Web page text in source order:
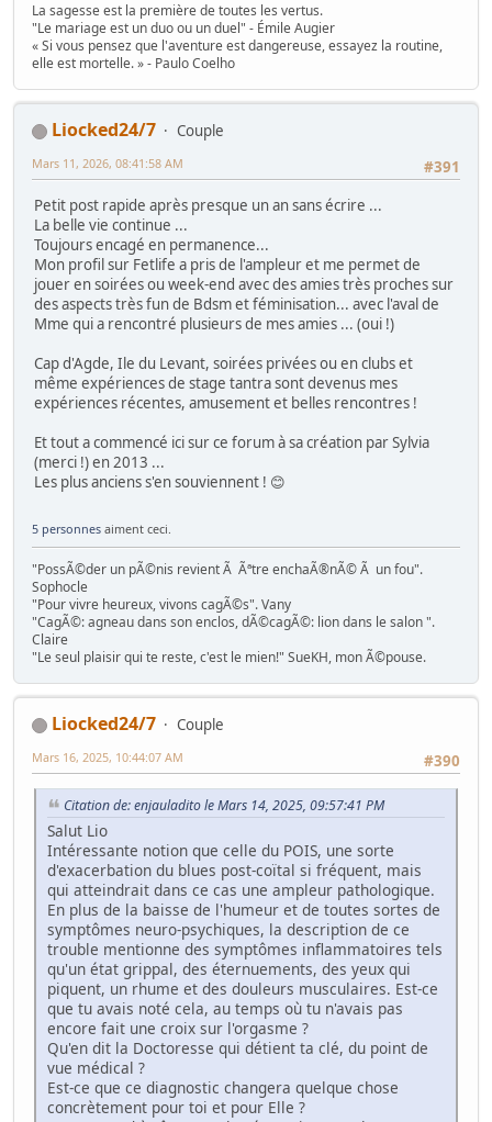
La sagesse est la première de toutes les vertus.
"Le mariage est un duo ou un duel" - Émile Augier
« Si vous pensez que l'aventure est dangereuse, essayez la routine,
elle est mortelle. » - Paulo Coelho
Liocked24/7
Couple
#391
Mars 11, 2026, 08:41:58 AM
Petit post rapide après presque un an sans écrire ...
La belle vie continue ...
Toujours encagé en permanence...
Mon profil sur Fetlife a pris de l'ampleur et me permet de
jouer en soirées ou week-end avec des amies très proches sur
des aspects très fun de Bdsm et féminisation... avec l'aval de
Mme qui a rencontré plusieurs de mes amies ... (oui !)
Cap d'Agde, Ile du Levant, soirées privées ou en clubs et
même expériences de stage tantra sont devenus mes
expériences récentes, amusement et belles rencontres !
Et tout a commencé ici sur ce forum à sa création par Sylvia
(merci !) en 2013 ...
Les plus anciens s'en souviennent ! 😊
5 personnes aiment ceci.
"PossÃ©der un pÃ©nis revient Ã Ãªtre enchaÃ®nÃ© Ã un fou".
Sophocle
"Pour vivre heureux, vivons cagÃ©s". Vany
"CagÃ©: agneau dans son enclos, dÃ©cagÃ©: lion dans le salon ".
Claire
"Le seul plaisir qui te reste, c'est le mien!" SueKH, mon Ã©pouse.
Liocked24/7
Couple
#390
Mars 16, 2025, 10:44:07 AM
Citation de: enjauladito le Mars 14, 2025, 09:57:41 PM
Salut Lio
Intéressante notion que celle du POIS, une sorte
d'exacerbation du blues post-coïtal si fréquent, mais
qui atteindrait dans ce cas une ampleur pathologique.
En plus de la baisse de l'humeur et de toutes sortes de
symptômes neuro-psychiques, la description de ce
trouble mentionne des symptômes inflammatoires tels
qu'un état grippal, des éternuements, des yeux qui
piquent, un rhume et des douleurs musculaires. Est-ce
que tu avais noté cela, au temps où tu n'avais pas
encore fait une croix sur l'orgasme ?
Qu'en dit la Doctoresse qui détient ta clé, du point de
vue médical ?
Est-ce que ce diagnostic changera quelque chose
concrètement pour toi et pour Elle ?